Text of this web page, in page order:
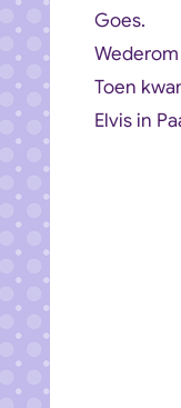
Goes.
Toen
Elvis in